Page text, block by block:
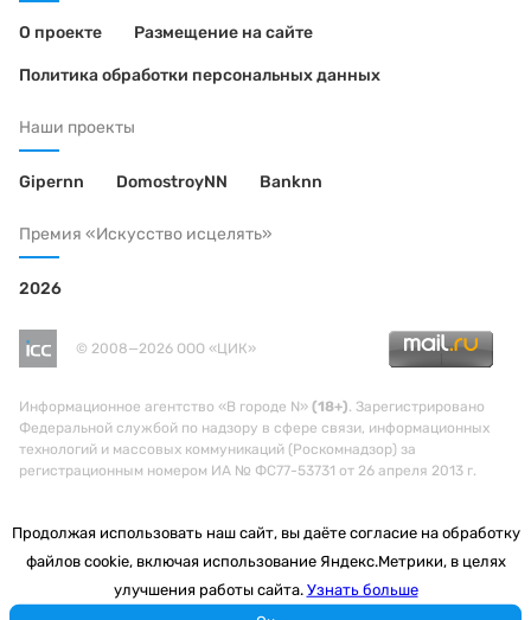
О проекте Размещение на сайте
Политика обработки персональных данных
Наши проекты
Gipernn DomostroyNN Banknn
Премия «Искусство исцелять»
2026
© 2008—2026 ООО «ЦИК»
Информационное агентство «В городе N» (18+). Зарегистрировано
Федеральной службой по надзору в сфере связи, информационных
технологий и массовых коммуникаций (Роскомнадзор) за
регистрационным номером ИА № ФС77-53731 от 26 апреля 2013 г.
Продолжая использовать наш сайт, вы даёте согласие на обработку
файлов cookie, включая использование Яндекс.Метрики, в целях
улучшения работы сайта. Узнать больше